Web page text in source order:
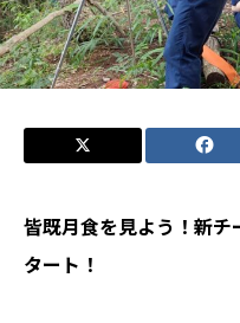
皆既月食を見よう！新
タート！